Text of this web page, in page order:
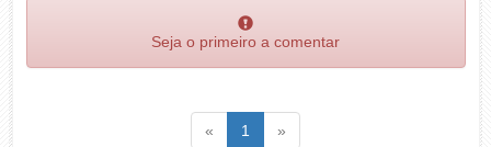
Seja o primeiro a comentar
« Voltar1 (atual)
»